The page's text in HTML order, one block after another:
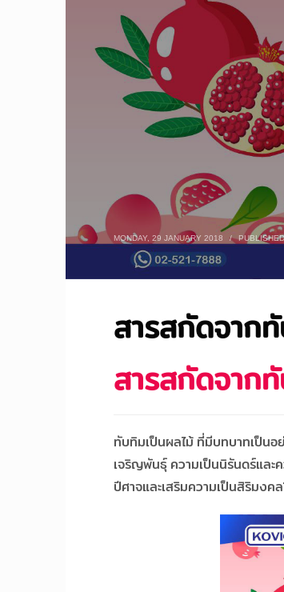
MONDAY, 29 JANUARY 2018 /
สารสกัดจาก
สารสกัดจาก
ทับทิมเป็นผลไม้ ที่มีบทบาทเป็น
เจริญพันธุ์ ความเป็นนิรันดร์และ
ปีศาจและเสริมความเป็นสิริมงค